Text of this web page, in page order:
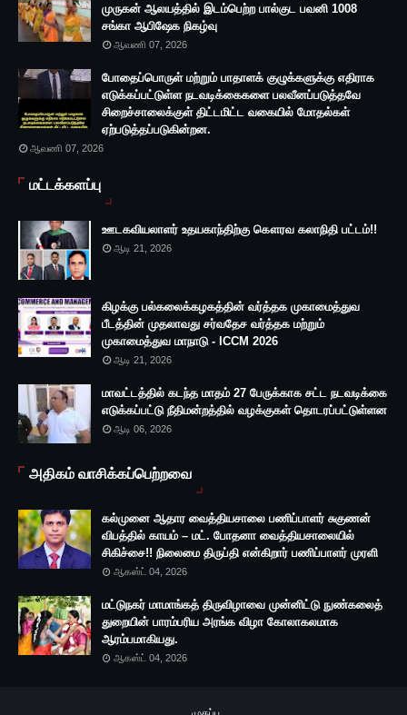
முருகன் ஆலயத்தில் இடம்பெற்ற பால்குட பவனி 1008
சங்கா ஆபிஷேக நிகழ்வு
ஆவணி 07, 2026
போதைப்பொருள் மற்றும் பாதாளக் குழுக்களுக்கு எதிராக
எடுக்கப்பட்டுள்ள நடவடிக்கைகளை பலவீனப்படுத்தவே
சிறைச்சாலைக்குள் திட்டமிட்ட வகையில் மோதல்கள்
ஏற்படுத்தப்படுகின்றன.
ஆவணி 07, 2026
மட்டக்களப்பு
ஊடகவியலாளர் உதயகாந்திற்கு கௌரவ கலாநிதி பட்டம்!!
ஆடி 21, 2026
கிழக்கு பல்கலைக்கழகத்தின் வர்த்தக முகாமைத்துவ
பீடத்தின் முதலாவது சர்வதேச வர்த்தக மற்றும்
முகாமைத்துவ மாநாடு - ICCM 2026
ஆடி 21, 2026
மாவட்டத்தில் கடந்த மாதம் 27 பேருக்காக சட்ட நடவடிக்கை
எடுக்கப்பட்டு நீதிமன்றத்தில் வழக்குகள் தொடரப்பட்டுள்ளன
ஆடி 06, 2026
அதிகம் வாசிக்கப்பெற்றவை
கல்முனை ஆதார வைத்தியசாலை பணிப்பாளர் சுகுணன்
விபத்தில் காயம் – மட். போதனா வைத்தியசாலையில்
சிகிச்சை!! நிலைமை திருப்தி என்கிறார் பணிப்பாளர் முரளி
ஆகஸ்ட் 04, 2026
மட்டுநகர் மாமாங்கத் திருவிழாவை முன்னிட்டு நுண்கலைத்
துறையின் பாரம்பரிய அரங்க விழா கோலாகலமாக
ஆரம்பமாகியது.
ஆகஸ்ட் 04, 2026